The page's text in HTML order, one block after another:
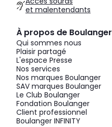
et malentendants
À propos de Boulanger
Qui sommes nous
Plaisir partagé
L'espace Presse
Nos services
Nos marques Boulanger
SAV marques Boulanger
Le Club Boulanger
Fondation Boulanger
Client professionnel
Boulanger INFINITY